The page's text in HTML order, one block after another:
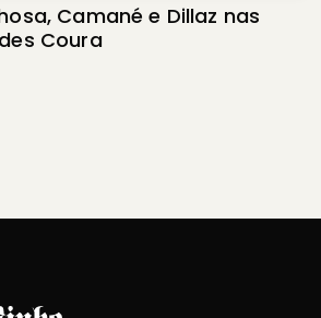
Camané e Dillaz nas
Coura